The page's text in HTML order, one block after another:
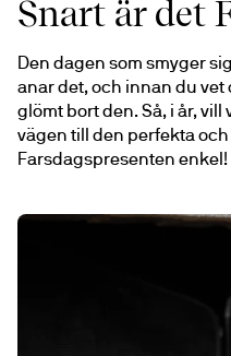
Snart är det
Den dagen som smyger
anar det, och innan du
glömt bort den. Så, i år, vill
vägen till den perfekta
Farsdagspresenten enkel!